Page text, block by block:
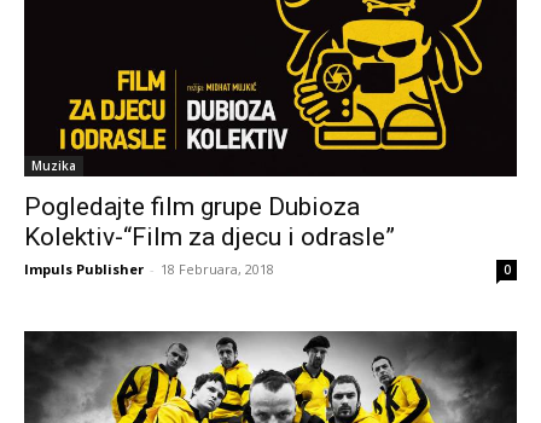
Muzika
Pogledajte film grupe Dubioza
Kolektiv-“Film za djecu i odrasle”
Impuls Publisher - 18 Februara, 2018 0